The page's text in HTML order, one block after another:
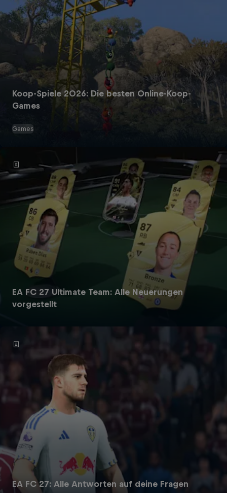
Koop-Spiele 2026: Die besten Online-Koop-
Games
Games
EA FC 27 Ultimate Team: Alle Neuerungen
vorgestellt
EA FC 27: Alle Antworten auf deine Fragen